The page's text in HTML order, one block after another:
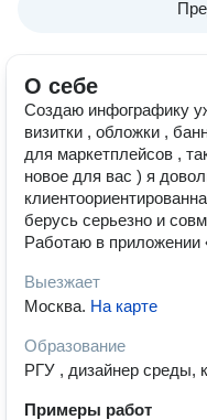
О себе
Создаю инфографику
визитки , обложки ,
для маркетплейсов ,
новое для вас ) я
берусь серьезно и
Работаю в приложении
Выезжает
Москва. На карте
Образование
РГУ , дизайнер среды,
Примеры работ